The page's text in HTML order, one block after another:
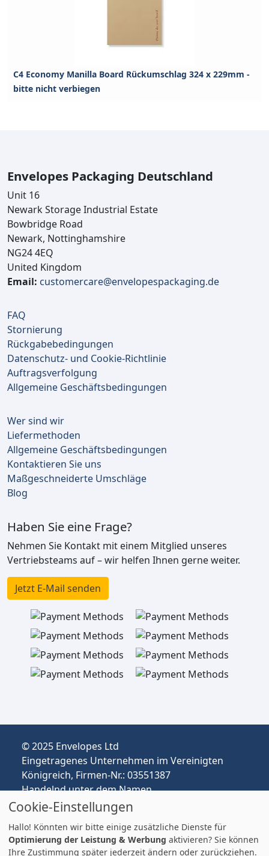
C4 Economy Manilla Board Rückumschlag 324 x 229mm -
bitte nicht verbiegen
Envelopes Packaging Deutschland
Unit 16
Newark Storage Industrial Estate
Bowbridge Road
Newark, Nottinghamshire
NG24 4EQ
United Kingdom
Email: customercare@envelopespackaging.de
FAQ
Stornierung
Rückgabebedingungen
Datenschutz- und Cookie-Richtlinie
Auftragsverfolgung
Allgemeine Geschäftsbedingungen
Wer sind wir
Liefermethoden
Allgemeine Geschäftsbedingungen
Kontaktieren Sie uns
Maßgeschneiderte Umschläge
Blog
Haben Sie eine Frage?
Nehmen Sie Kontakt mit einem Mitglied unseres
Vertriebsteams auf – wir helfen Ihnen gerne weiter.
Jetzt E-Mail senden
© 2025 Envelopes Ltd
Eingetragenes Unternehmen im Vereinigten
Königreich, Firmen-Nr.: 03551387
Handelnd unter dem Namen
envelopespackaging.de | Versand vom
Vereinigten Königreich nach Deutschland
Preise in EUR | Zölle & MwSt. können anfallen.
Impressum
Cookie-Einstellungen
Hallo! Könnten wir bitte einige zusätzliche Dienste für
Optimierung der Leistung & Werbung aktivieren? Sie können
Ihre Zustimmung später jederzeit ändern oder zurückziehen.